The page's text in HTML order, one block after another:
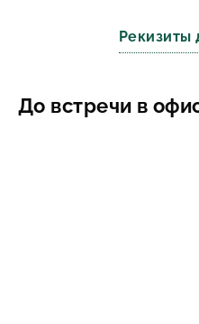
Рекизиты
До встречи в